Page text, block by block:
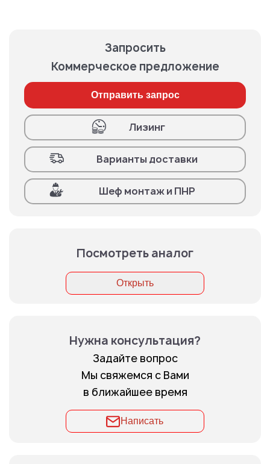
Запросить
Коммерческое предложение
Отправить запрос
Лизинг
Варианты доставки
Шеф монтаж и ПНР
Посмотреть аналог
Открыть
Нужна консультация?
Задайте вопрос
Мы свяжемся с Вами
в ближайшее время
Написать